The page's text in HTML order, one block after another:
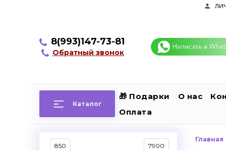
8(993)147-73-81
Обратный звонок
Каталог
🎁 Подарки О нас
Оплата
Главная
850 7900